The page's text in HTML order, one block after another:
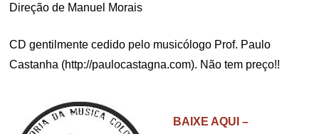
Direção de Manuel Morais
CD gentilmente cedido pelo musicólogo Prof. Paulo
Castanha (http://paulocastagna.com). Não tem preço!!
BAIXE AQUI –